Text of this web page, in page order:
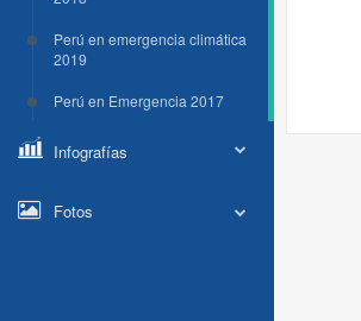
Perú en emergencia climática
2019
Perú en Emergencia 2017
Infografías
Fotos